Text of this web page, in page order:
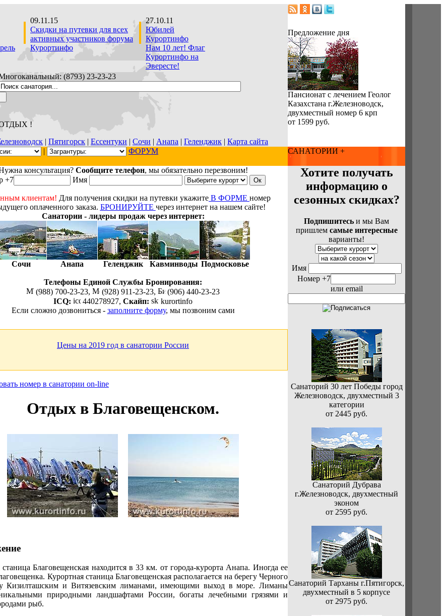
09.11.15
Скидки на путевки для всех
активных участников форума
Курортинфо
27.10.11
Юбилей
Курортинфо
Нам 10 лет! Флаг
Курортинфо на
Эвересте!
Предложение дня
Пансионат с лечением Геолог
Казахстана г.Железноводск,
двухместный номер 6 крп
от 1599 руб.
(8793) 23-23-23
!
| Пятигорск | Ессентуки | Сочи | Анапа | Геленджик | Карта сайта
|
ФОРУМ САНАТОРИИ +
консультация? Сообщите телефон, мы обязательно перезвоним!
+7
Имя
клиентам! Для получения скидки на путевки укажите В ФОРМЕ номер
оплаченного заказа. БРОНИРУЙТЕ через интернет на нашем сайте!
Санатории - лидеры продаж через интернет:
Сочи Анапа Геленджик Кавминводы Подмосковье
Телефоны Единой Службы Бронирования:
(988) 700-23-23,
(928) 911-23-23,
(906) 440-23-23
ICQ:
440278927, Скайп:
kurortinfo
Если сложно дозвониться - заполните форму, мы позвоним сами
Цены на 2019 год в санатории России
Отдых в Благовещенском.
Благовещенская находится в 33 км. от города-курорта Анапа. Иногда ее
Курортная станица Благовещенская располагается на берегу Черного
Кизилташским и Витязевским лиманами, имеющими выход в море. Лиманы
природными ландшафтами России, богаты лечебными грязями и
рыб.
Хотите получать
информацию о
сезонных скидках?
Подпишитесь и мы Вам
пришлем самые интересные
варианты!
Имя
Номер +7
или email
Санаторий 30 лет Победы город
Железноводск, двухместный 3
категории
от 2445 руб.
Санаторий Дубрава
г.Железноводск, двухместный
эконом
от 2595 руб.
Санаторий Тарханы г.Пятигорск,
двухместный в 5 корпусе
от 2975 руб.